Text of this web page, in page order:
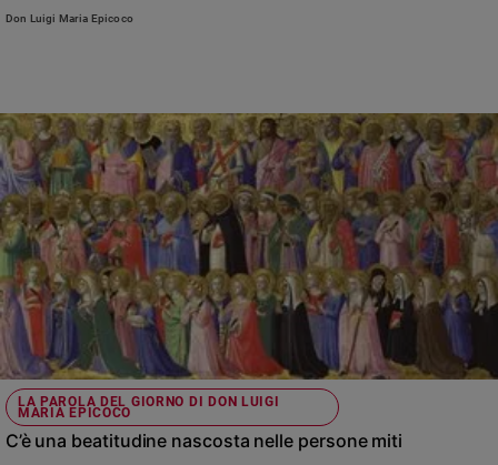
Don Luigi Maria Epicoco
LA PAROLA DEL GIORNO DI DON LUIGI
MARIA EPICOCO
C’è una beatitudine nascosta nelle persone miti